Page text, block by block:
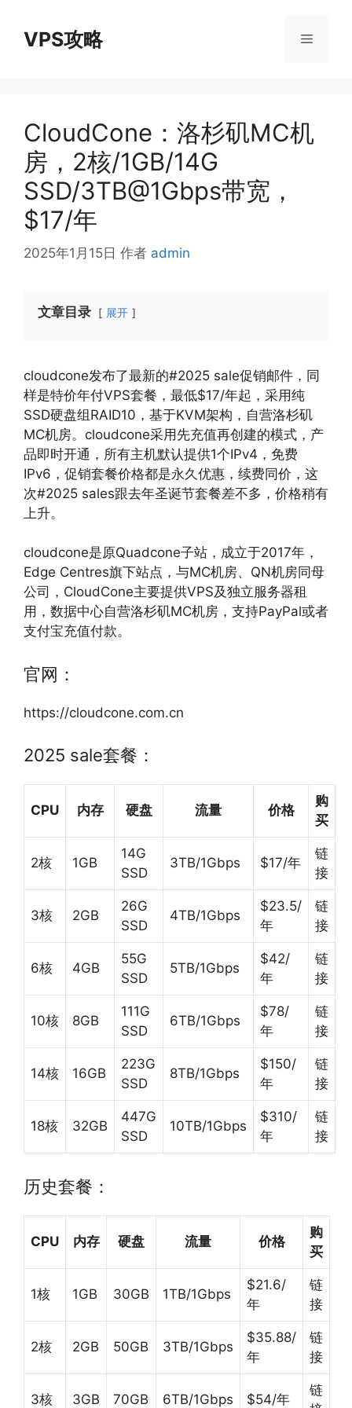
VPS攻略 菜
CloudCone：洛杉矶MC机
房，2核/1GB/14G
SSD/3TB@1Gbps带宽，
$17/年
2025年1月15日 作者 admin
文章目录 展开
cloudcone发布了最新的#2025 sale促销邮件，同
样是特价年付VPS套餐，最低$17/年起，采用纯
SSD硬盘组RAID10，基于KVM架构，自营洛杉矶
MC机房。cloudcone采用先充值再创建的模式，产
品即时开通，所有主机默认提供1个IPv4，免费
IPv6，促销套餐价格都是永久优惠，续费同价，这
次#2025 sales跟去年圣诞节套餐差不多，价格稍有
上升。
cloudcone是原Quadcone子站，成立于2017年，
Edge Centres旗下站点，与MC机房、QN机房同母
公司，CloudCone主要提供VPS及独立服务器租
用，数据中心自营洛杉矶MC机房，支持PayPal或者
支付宝充值付款。
官网：
https://cloudcone.com.cn
2025 sale套餐：
CPU 内存 硬盘 流量 价格
购
买
2核 1GB
14G
SSD
3TB/1Gbps $17/年
链
接
3核 2GB
26G
SSD
4TB/1Gbps
$23.5/
年
链
接
6核 4GB
55G
SSD
5TB/1Gbps
$42/
年
链
接
10核 8GB
111G
SSD
6TB/1Gbps
$78/
年
链
接
14核 16GB
223G
SSD
8TB/1Gbps
$150/
年
链
接
18核 32GB
447G
SSD
10TB/1Gbps
$310/
年
链
接
历史套餐：
CPU 内存 硬盘 流量 价格
购
买
1核 1GB 30GB 1TB/1Gbps
$21.6/
年
链
接
2核 2GB 50GB 3TB/1Gbps
$35.88/
年
链
接
3核 3GB 70GB 6TB/1Gbps $54/年
链